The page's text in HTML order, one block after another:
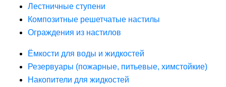
Лестничные ступени
Композитные решетчатые настилы
Ограждения из настилов
Ёмкости для воды и жидкостей
Резервуары (пожарные, питьевые, химстойкие)
Накопители для жидкостей